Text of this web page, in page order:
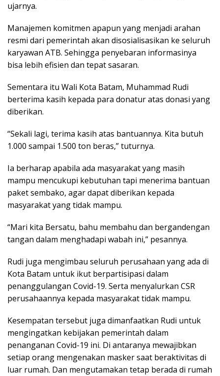
ujarnya.
Manajemen komitmen apapun yang menjadi arahan
resmi dari pemerintah akan disosialisasikan ke seluruh
karyawan ATB. Sehingga penyebaran informasinya
bisa lebih efisien dan tepat sasaran.
Sementara itu Wali Kota Batam, Muhammad Rudi
berterima kasih kepada para donatur atas donasi yang
diberikan.
“Sekali lagi, terima kasih atas bantuannya. Kita butuh
1.000 sampai 1.500 ton beras,” tuturnya.
Ia berharap apabila ada masyarakat yang masih
mampu mencukupi kebutuhan tapi menerima bantuan
paket sembako, agar dapat diberikan kepada
masyarakat yang tidak mampu.
“Mari kita Bersatu, bahu membahu dan bergandengan
tangan dalam menghadapi wabah ini,” pesannya.
Rudi juga mengimbau seluruh perusahaan yang ada di
Kota Batam untuk ikut berpartisipasi dalam
penanggulangan Covid-19. Serta menyalurkan CSR
perusahaannya kepada masyarakat tidak mampu.
Kesempatan tersebut juga dimanfaatkan Rudi untuk
mengingatkan kebijakan pemerintah dalam
penanganan Covid-19 ini. Di antaranya mewajibkan
setiap orang mengenakan masker saat beraktivitas di
luar rumah. Dan mengutamakan tetap berada di rumah